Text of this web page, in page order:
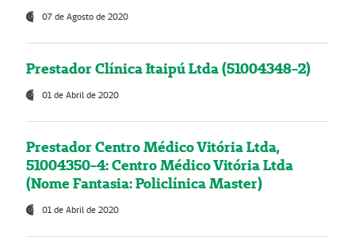
07 de Agosto de 2020
Prestador Clínica Itaipú Ltda (51004348-2)
01 de Abril de 2020
Prestador Centro Médico Vitória Ltda,
51004350-4: Centro Médico Vitória Ltda
(Nome Fantasia: Policlínica Master)
01 de Abril de 2020